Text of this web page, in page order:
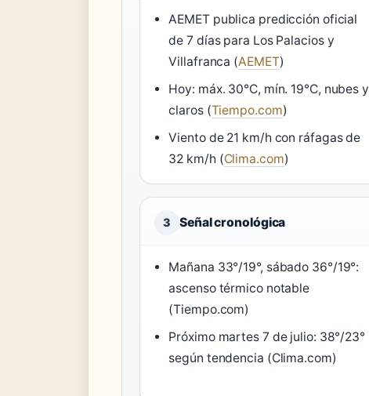
AEMET publica predicción oficial
de 7 días para Los Palacios y
Villafranca (AEMET)
Hoy: máx. 30°C, mín. 19°C, nubes y
claros (Tiempo.com)
Viento de 21 km/h con ráfagas de
32 km/h (Clima.com)
3 Señal cronológica
Mañana 33°/19°, sábado 36°/19°:
ascenso térmico notable
(Tiempo.com)
Próximo martes 7 de julio: 38°/23°
según tendencia (Clima.com)